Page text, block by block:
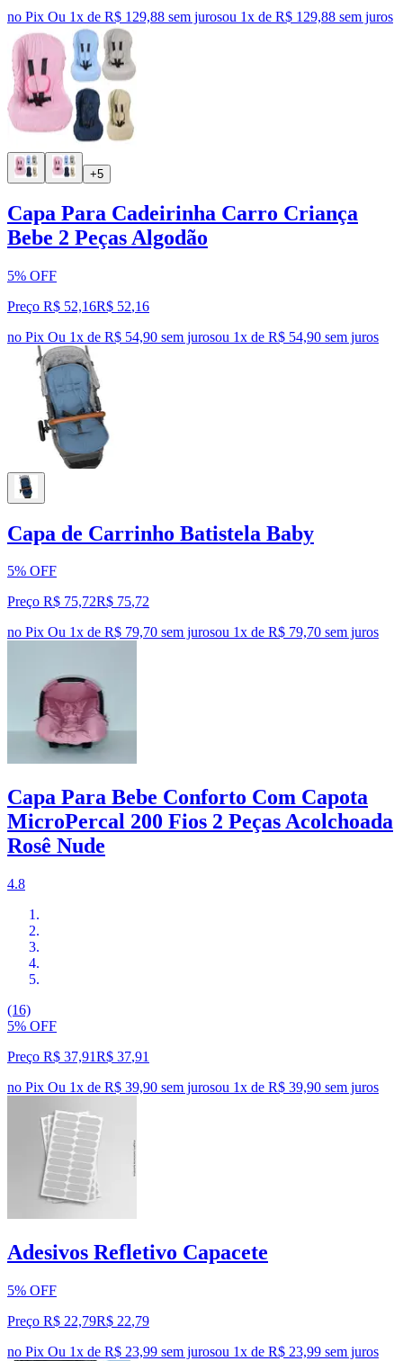
no Pix Ou 1x de R$ 129,88 sem jurosou 1x de R$ 129,88 sem juros
+5
Capa Para Cadeirinha Carro Criança
Bebe 2 Peças Algodão
5% OFF
Preço R$ 52,16R$ 52,16
no Pix Ou 1x de R$ 54,90 sem jurosou 1x de R$ 54,90 sem juros
Capa de Carrinho Batistela Baby
5% OFF
Preço R$ 75,72R$ 75,72
no Pix Ou 1x de R$ 79,70 sem jurosou 1x de R$ 79,70 sem juros
Capa Para Bebe Conforto Com Capota
MicroPercal 200 Fios 2 Peças Acolchoada
Rosê Nude
4.8
(16)
5% OFF
Preço R$ 37,91R$ 37,91
no Pix Ou 1x de R$ 39,90 sem jurosou 1x de R$ 39,90 sem juros
Adesivos Refletivo Capacete
5% OFF
Preço R$ 22,79R$ 22,79
no Pix Ou 1x de R$ 23,99 sem jurosou 1x de R$ 23,99 sem juros